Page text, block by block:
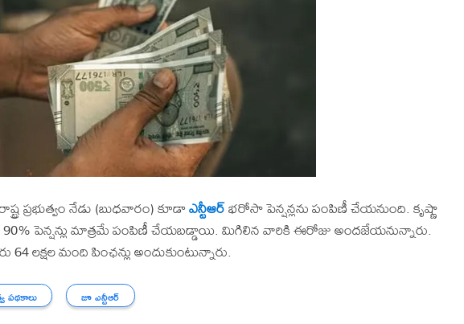
ప్రభుత్వం నేడు (బుధవారం) కూడాఎన్టీఆర్భరోసా పెన్షన్లను పంపిణీ చేయనుంది. కృష్ణా
పెన్షన్లు మాత్రమే పంపిణీ చేయబడ్డాయి. మిగిలిన వారికి ఈరోజు అందజేయనున్నారు.
64 లక్షల మంది పింఛన్లు అందుకుంటున్నారు.
పథకాలు జూ ఎన్టీఆర్